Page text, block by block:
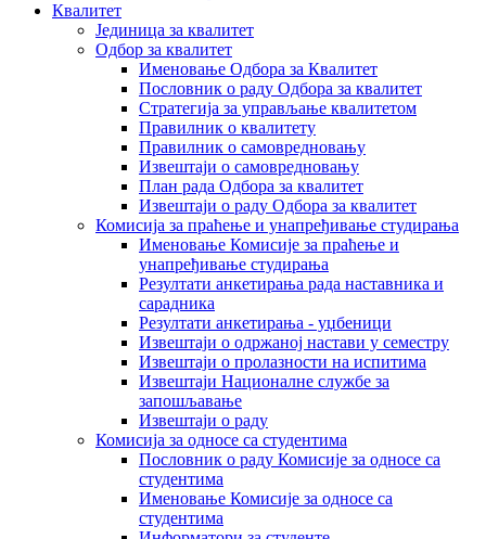
Квалитет
Јединица за квалитет
Одбор за квалитет
Именовање Одбора за Квалитет
Пословник о раду Одбора за квалитет
Стратегија за управљање квалитетом
Правилник о квалитету
Правилник о самовредновању
Извештаји о самовредновању
План рада Одбора за квалитет
Извештаји о раду Одбора за квалитет
Комисија за праћење и унапређивање студирања
Именовање Комисије за праћење и
унапређивање студирања
Резултати анкетирања рада наставника и
сарадника
Резултати анкетирања - уџбеници
Извештаји о одржаној настави у семестру
Извештаји о пролазности на испитима
Извештаји Националне службе за
запошљавање
Извештаји о раду
Комисија за односе са студентима
Пословник о раду Комисије за односе са
студентима
Именовање Комисије за односе са
студентима